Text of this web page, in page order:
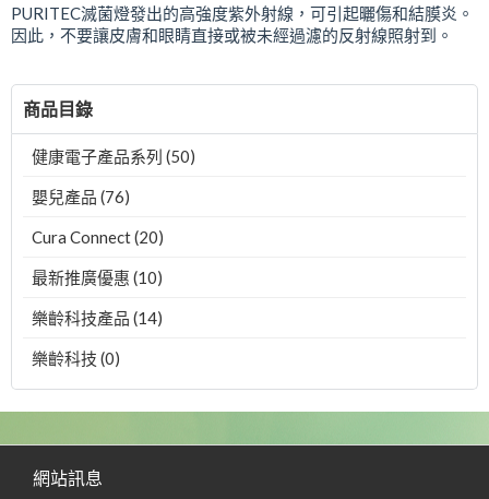
PURITEC滅菌燈發出的高強度紫外射線，可引起曬傷和結膜炎。
因此，不要讓皮膚和眼睛直接或被未經過濾的反射線照射到。
商品目錄
健康電子產品系列 (50)
嬰兒產品 (76)
Cura Connect (20)
最新推廣優惠 (10)
樂齡科技產品 (14)
樂齡科技 (0)
網站訊息